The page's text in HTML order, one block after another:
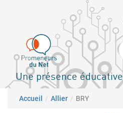
principal
Une présence
Fil d'Ariane
Accueil Allier BRY